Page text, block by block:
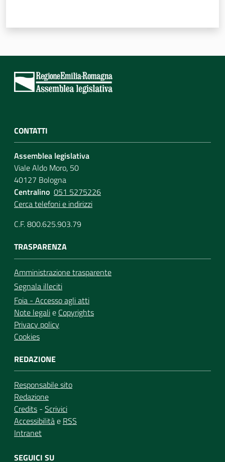
CONTATTI
Assemblea legislativa
Viale Aldo Moro, 50
40127 Bologna
Centralino 051 5275226
Cerca telefoni e indirizzi
C.F. 800.625.903.79
TRASPARENZA
Amministrazione trasparente
Segnala illeciti
Foia - Accesso agli atti
Note legalie Copyrights
Privacy policy
Cookies
REDAZIONE
Responsabile sito
Redazione
Credits - Scrivici
Accessibilitàe RSS
Intranet
SEGUICI SU